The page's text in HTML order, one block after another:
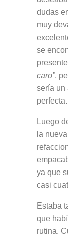
dudas
muy
se
caro”,
sería un
perfecta.
Luego
la
ya que
casi
Estaba
que
rutina.